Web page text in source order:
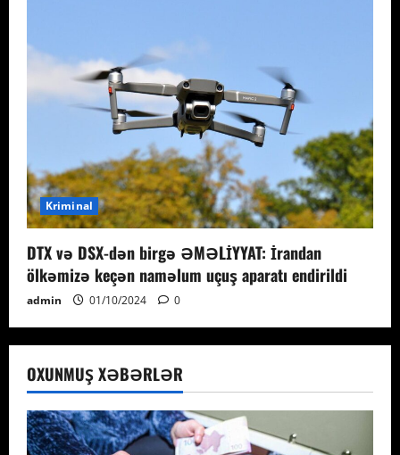
Kriminal
DTX və DSX-dən birgə ƏMƏLİYYAT: İrandan
ölkəmizə keçən naməlum uçuş aparatı endirildi
admin 01/10/2024 0
OXUNMUŞ XƏBƏRLƏR